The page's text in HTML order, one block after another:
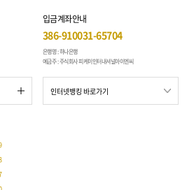
입금계좌안내
386-910031-65704
은행명 : 하나은행
예금주 : 주식회사 피케이인터내셔널아이엔씨